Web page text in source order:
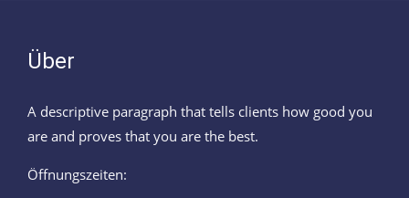
Über
A descriptive paragraph that tells clients how good you
are and proves that you are the best.
Öffnungszeiten: